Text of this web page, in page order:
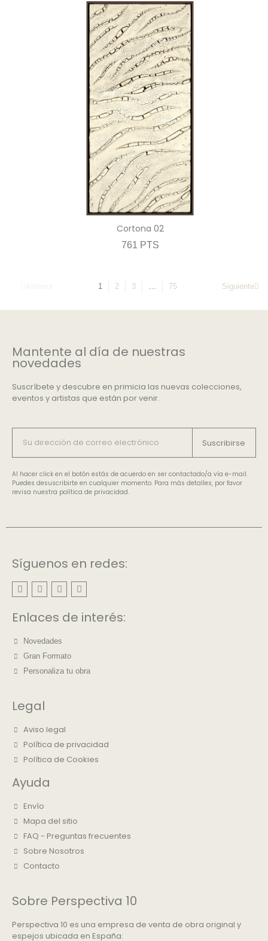
Cortona 02
761 PTS
1 2 3 … 75 Siguiente
Mantente al día de nuestras
novedades
Suscríbete y descubre en primicia las nuevas colecciones,
eventos y artistas que están por venir.
Suscribirse
Al hacer click en el botón estás de acuerdo en ser contactado/a vía e-mail.
Puedes desuscribirte en cualquier momento. Para más detalles, por favor
revisa nuestra política de privacidad.
Síguenos en redes:
Enlaces de interés:
Novedades
Gran Formato
Personaliza tu obra
Legal
Aviso legal
Política de privacidad
Política de Cookies
Ayuda
Envío
Mapa del sitio
FAQ - Preguntas frecuentes
Sobre Nosotros
Contacto
Sobre Perspectiva 10
Perspectiva 10 es una empresa de venta de obra original y
espejos ubicada en España: